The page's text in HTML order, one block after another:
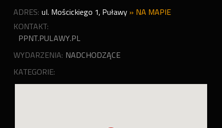
ADRES: ul. Mościckiego 1, Puławy » NA MAPIE
KONTAKT:
PPNT.PULAWY.PL
WYDARZENIA: NADCHODZĄCE
KATEGORIE: